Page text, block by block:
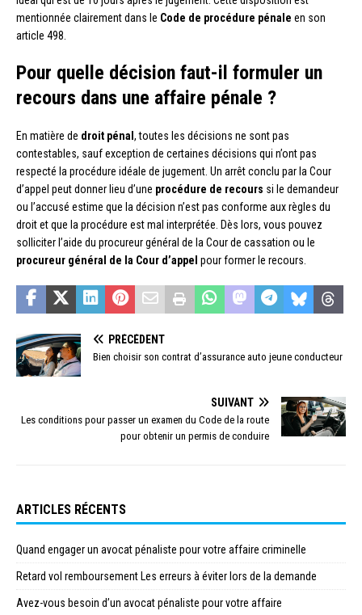
mentionnée clairement dans le Code de procédure pénale en son
article 498.
Pour quelle décision faut-il formuler un
recours dans une affaire pénale ?
En matière de droit pénal , toutes les décisions ne sont pas
contestables, sauf exception de certaines décisions qui n’ont pas
respecté la procédure idéale de jugement. Un arrêt conclu par la Cour
d’appel peut donner lieu d’une procédure de recours si le demandeur
ou l’accusé estime que la décision n’est pas conforme aux règles du
droit et que la procédure est mal interprétée. Dès lors, vous pouvez
solliciter l’aide du procureur général de la Cour de cassation ou le
procureur général de la Cour d’appel pour former le recours.
PRÉCÉDENT
Bien choisir son contrat d’assurance auto jeune conducteur
SUIVANT
Les conditions pour passer un examen du Code de la route
pour obtenir un permis de conduire
ARTICLES RÉCENTS
Quand engager un avocat pénaliste pour votre affaire criminelle
Retard vol remboursement Les erreurs à éviter lors de la demande
Avez-vous besoin d’un avocat pénaliste pour votre affaire